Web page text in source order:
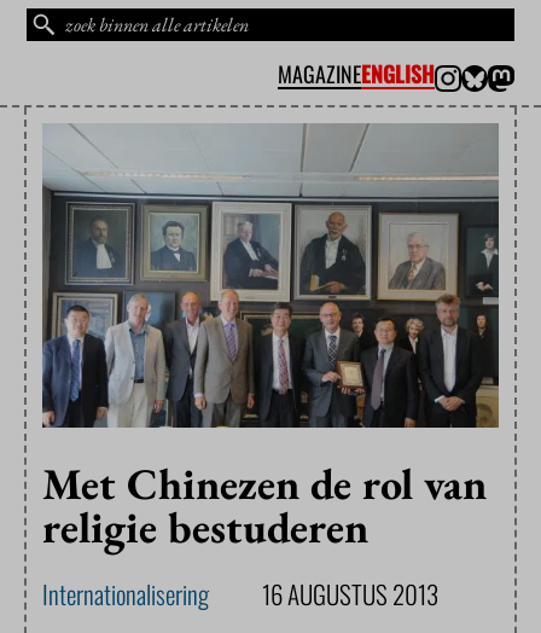
MAGAZINEENGLISH
Met Chinezen de rol van
religie bestuderen
Internationalisering 16 AUGUSTUS 2013